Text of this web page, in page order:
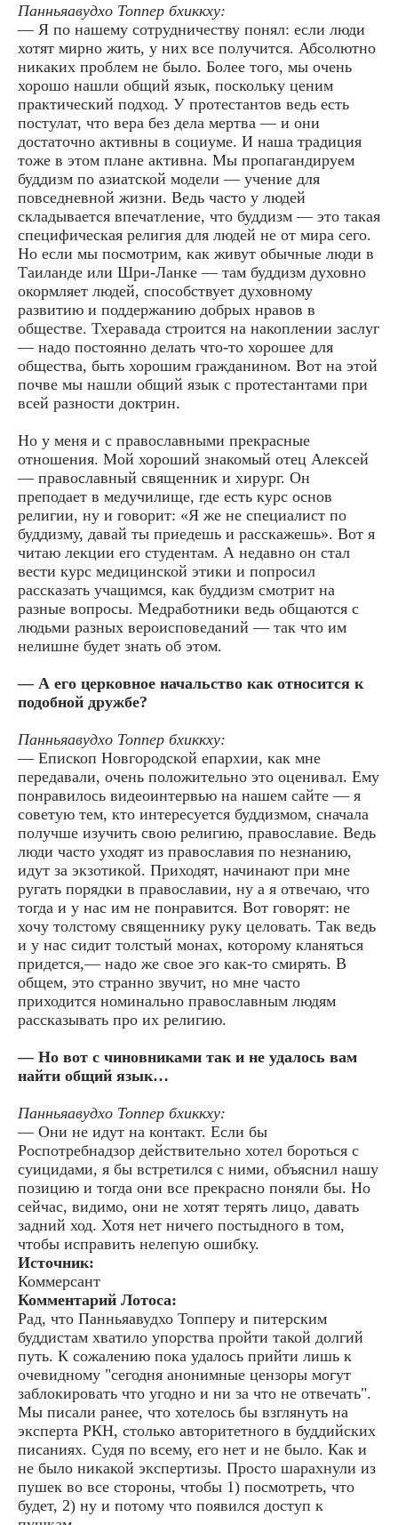
Панньяавудхо Топпер бхиккху:
— Я по нашему сотрудничеству понял: если люди
хотят мирно жить, у них все получится. Абсолютно
никаких проблем не было. Более того, мы очень
хорошо нашли общий язык, поскольку ценим
практический подход. У протестантов ведь есть
постулат, что вера без дела мертва — и они
достаточно активны в социуме. И наша традиция
тоже в этом плане активна. Мы пропагандируем
буддизм по азиатской модели — учение для
повседневной жизни. Ведь часто у людей
складывается впечатление, что буддизм — это такая
специфическая религия для людей не от мира сего.
Но если мы посмотрим, как живут обычные люди в
Таиланде или Шри-Ланке — там буддизм духовно
окормляет людей, способствует духовному
развитию и поддержанию добрых нравов в
обществе. Тхеравада строится на накоплении заслуг
— надо постоянно делать что-то хорошее для
общества, быть хорошим гражданином. Вот на этой
почве мы нашли общий язык с протестантами при
всей разности доктрин.
Но у меня и с православными прекрасные
отношения. Мой хороший знакомый отец Алексей
— православный священник и хирург. Он
преподает в медучилище, где есть курс основ
религии, ну и говорит: «Я же не специалист по
буддизму, давай ты приедешь и расскажешь». Вот я
читаю лекции его студентам. А недавно он стал
вести курс медицинской этики и попросил
рассказать учащимся, как буддизм смотрит на
разные вопросы. Медработники ведь общаются с
людьми разных вероисповеданий — так что им
нелишне будет знать об этом.
— А его церковное начальство как относится к
подобной дружбе?
Панньяавудхо Топпер бхиккху:
— Епископ Новгородской епархии, как мне
передавали, очень положительно это оценивал. Ему
понравилось видеоинтервью на нашем сайте — я
советую тем, кто интересуется буддизмом, сначала
получше изучить свою религию, православие. Ведь
люди часто уходят из православия по незнанию,
идут за экзотикой. Приходят, начинают при мне
ругать порядки в православии, ну а я отвечаю, что
тогда и у нас им не понравится. Вот говорят: не
хочу толстому священнику руку целовать. Так ведь
и у нас сидит толстый монах, которому кланяться
придется,— надо же свое эго как-то смирять. В
общем, это странно звучит, но мне часто
приходится номинально православным людям
рассказывать про их религию.
— Но вот с чиновниками так и не удалось вам
найти общий язык…
Панньяавудхо Топпер бхиккху:
— Они не идут на контакт. Если бы
Роспотребнадзор действительно хотел бороться с
суицидами, я бы встретился с ними, объяснил нашу
позицию и тогда они все прекрасно поняли бы. Но
сейчас, видимо, они не хотят терять лицо, давать
задний ход. Хотя нет ничего постыдного в том,
чтобы исправить нелепую ошибку.
Источник:
Коммерсант
Комментарий Лотоса:
Рад, что Панньяавудхо Топперу и питерским
буддистам хватило упорства пройти такой долгий
путь. К сожалению пока удалось прийти лишь к
очевидному "сегодня анонимные цензоры могут
заблокировать что угодно и ни за что не отвечать".
Мы писали ранее, что хотелось бы взглянуть на
эксперта РКН, столько авторитетного в буддийских
писаниях. Судя по всему, его нет и не было. Как и
не было никакой экспертизы. Просто шарахнули из
пушек во все стороны, чтобы 1) посмотреть, что
будет, 2) ну и потому что появился доступ к